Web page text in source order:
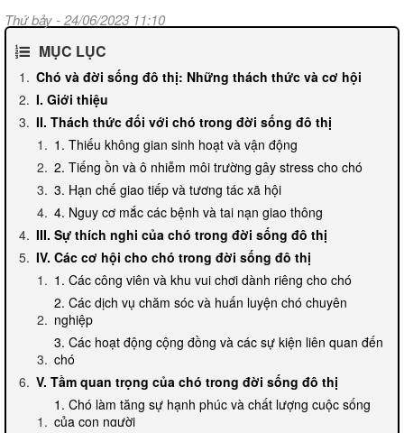
Thứ bảy - 24/06/2023 11:10
MỤC LỤC
Chó và đời sống đô thị: Những thách thức và cơ hội
I. Giới thiệu
II. Thách thức đối với chó trong đời sống đô thị
1. Thiếu không gian sinh hoạt và vận động
2. Tiếng ồn và ô nhiễm môi trường gây stress cho chó
3. Hạn chế giao tiếp và tương tác xã hội
4. Nguy cơ mắc các bệnh và tai nạn giao thông
III. Sự thích nghi của chó trong đời sống đô thị
IV. Các cơ hội cho chó trong đời sống đô thị
1. Các công viên và khu vui chơi dành riêng cho chó
2. Các dịch vụ chăm sóc và huấn luyện chó chuyên
nghiệp
3. Các hoạt động cộng đồng và các sự kiện liên quan đến
chó
V. Tầm quan trọng của chó trong đời sống đô thị
1. Chó làm tăng sự hạnh phúc và chất lượng cuộc sống
của con người